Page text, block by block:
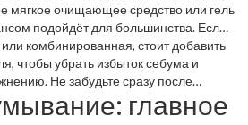
мягкое очищающее средство или гель
подойдёт для большинства. Если
кремо‑гели без спирта. Нанесите
мягко массируйте круговыми
и смойте тёплой водой.
комбинированная, стоит добавить
чтобы убрать избыток себума и
Не забудьте сразу после
дневной крем с SPF – защита от
дни.
главное